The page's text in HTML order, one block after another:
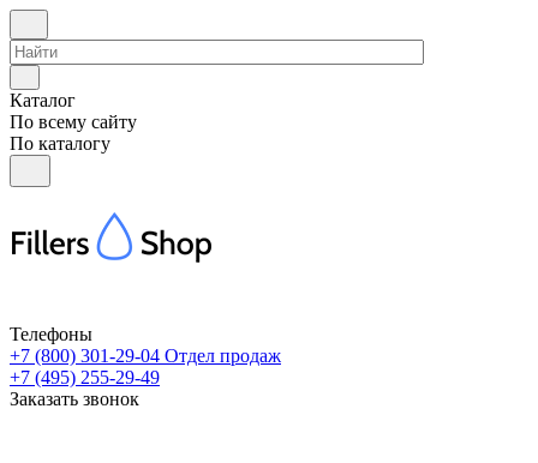
Каталог
По всему сайту
По каталогу
Телефоны
+7 (800) 301-29-04 Отдел продаж
+7 (495) 255-29-49
Заказать звонок